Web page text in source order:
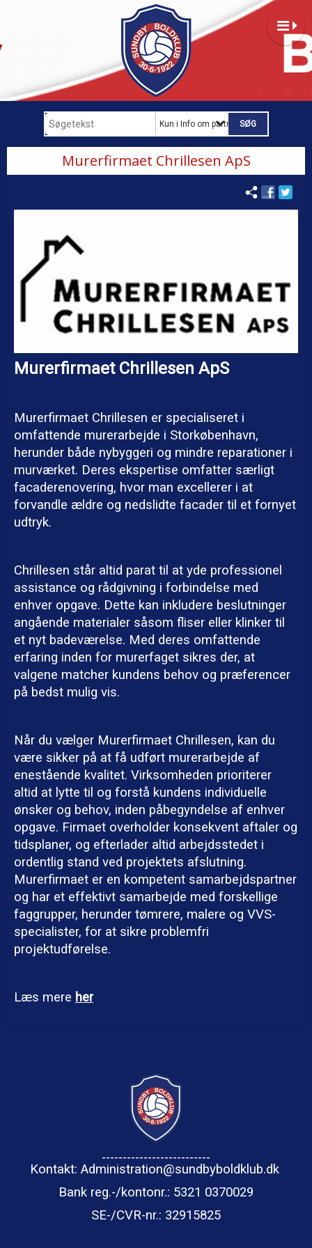
Kun i Info om partnere
Murerfirmaet Chrillesen ApS
Murerfirmaet Chrillesen ApS
Murerfirmaet Chrillesen er specialiseret i
omfattende murerarbejde i Storkøbenhavn,
herunder både nybyggeri og mindre reparationer i
murværket. Deres ekspertise omfatter særligt
facaderenovering, hvor man excellerer i at
forvandle ældre og nedslidte facader til et fornyet
udtryk.
Chrillesen står altid parat til at yde professionel
assistance og rådgivning i forbindelse med
enhver opgave. Dette kan inkludere beslutninger
angående materialer såsom fliser eller klinker til
et nyt badeværelse. Med deres omfattende
erfaring inden for murerfaget sikres der, at
valgene matcher kundens behov og præferencer
på bedst mulig vis.
Når du vælger Murerfirmaet Chrillesen, kan du
være sikker på at få udført murerarbejde af
enestående kvalitet. Virksomheden prioriterer
altid at lytte til og forstå kundens individuelle
ønsker og behov, inden påbegyndelse af enhver
opgave. Firmaet overholder konsekvent aftaler og
tidsplaner, og efterlader altid arbejdsstedet i
ordentlig stand ved projektets afslutning.
Murerfirmaet er en kompetent samarbejdspartner
og har et effektivt samarbejde med forskellige
faggrupper, herunder tømrere, malere og VVS-
specialister, for at sikre problemfri
projektudførelse.
Læs mere her
--------------------------
Kontakt: Administration@sundbyboldklub.dk
Bank reg.-/kontonr.: 5321 0370029
SE-/CVR-nr.: 32915825